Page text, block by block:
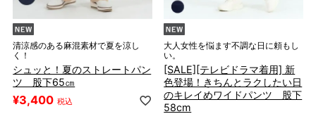
清涼感のある麻混素材で夏を涼し
く！
シュッと！夏のストレートパン
ツ 股下65㎝
¥3,400 税込
大人女性を悩ます不調な日に頼もし
い。
[SALE][テレビドラマ着用] 新
色登場！きちんとラクしたい日
のキレイめワイドパンツ 股下
58cm